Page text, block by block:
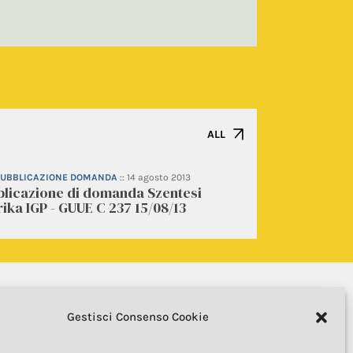
Gestisci Consenso Cookie
ALL
DOMANDA :: 14 agosto 2013
di domanda Szentesi
IGP - GUUE C 237 15/08/13